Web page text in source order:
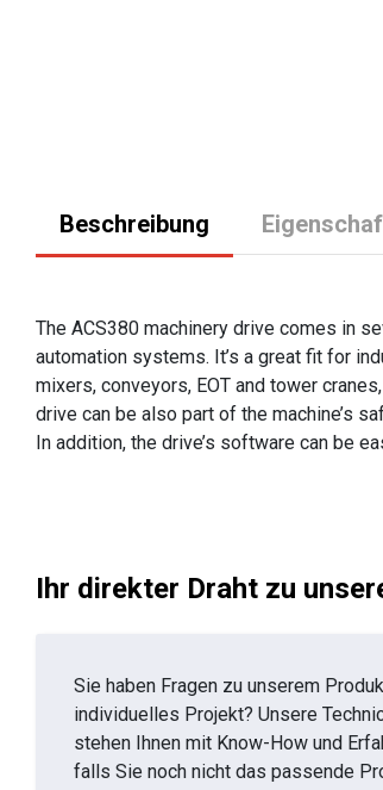
Beschreibung
The ACS380 machinery drive comes in
automation systems. It’s a great fit for
mixers, conveyors, EOT and tower
drive can be also part of the machine’s
In addition, the drive’s software can be
Ihr direkter Draht zu
Sie haben Fragen zu unserem
individuelles Projekt? Unsere
stehen Ihnen mit Know-How und
falls Sie noch nicht das passende